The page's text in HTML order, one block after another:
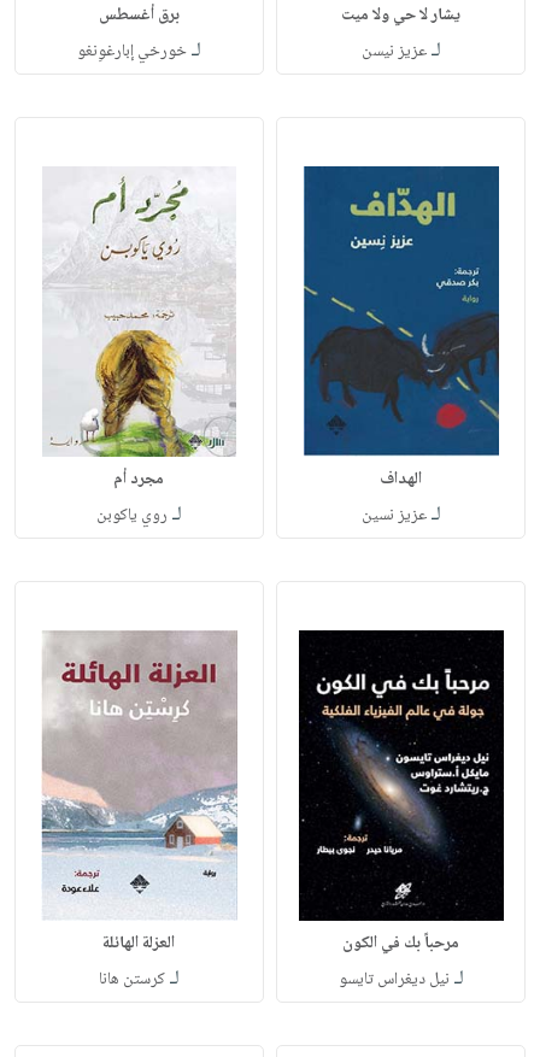
يشار لا حي ولا ميت
لـعزيز نيسن
برق أغسطس
لـخورخي إبارغوِنغو
الهداف
لـعزيز نسين
مجرد أم
لـ روي ياكوبن
مرحباً بك في الكون
لـ نيل ديغراس تايسو
العزلة الهائلة
لـكرستن هانا